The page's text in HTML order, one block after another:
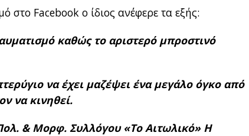
Facebook ο ίδιος ανέφερε τα εξής:
καθώς το αριστερό μπροστινό
να έχει μαζέψει ένα μεγάλο όγκο από
να κινηθεί.
& Μορφ. Συλλόγου «Το Αιτωλικό» Η